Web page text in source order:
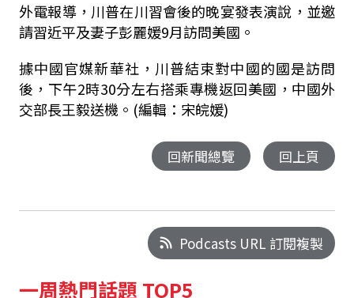
外電報導，川普在川習會後的晚宴發表演說，並邀
請習近平及妻子彭麗媛9月訪問美國。
據中國官媒新華社，川普結束對中國的國是訪問
後，下午2時30分左右搭乘專機返回美國，中國外
交部長王毅送機。(編輯：宋皖媛)
回新聞總覽 回上頁
Podcasts URL 訂閱複製
一周熱門話題 TOP5